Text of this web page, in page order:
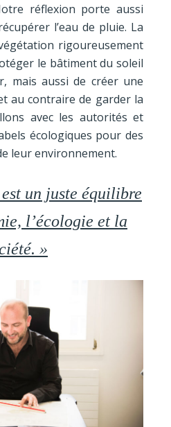
réflexion porte aussi
l’eau de pluie. La
rigoureusement
le bâtiment du soleil
mais aussi de créer une
au contraire de garder la
avec les autorités et
écologiques pour des
leur environnement.
un juste équilibre
l’écologie et la
»